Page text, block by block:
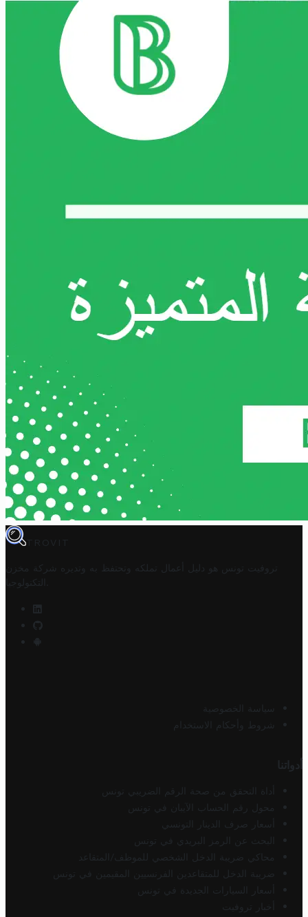
TROVIT
تروفيت تونس هو دليل أعمال تملكه وتحتفظ به وتديره
شركة مخزن
التكنولوجيا
سياسة الخصوصية
شروط وأحكام الاستخدام
أدواتنا
أداة التحقق من صحة الرقم الضريبي تونس
محول رقم الحساب الآيبان في تونس
أسعار صرف الدينار التونسي
البحث عن الرمز البريدي في تونس
محاكي ضريبة الدخل الشخصي للموظف/المتقاعد
ضريبة الدخل للمتقاعدين الفرنسيين المقيمين في تونس
أسعار السيارات الجديدة في تونس
أخبار تروفيت